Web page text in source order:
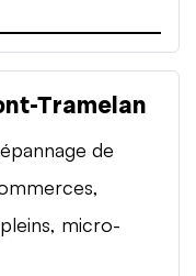
Tramelan
de
micro-